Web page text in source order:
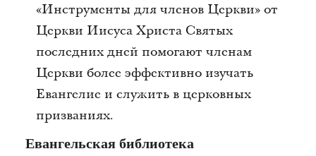
«Инструменты для членов Церкви» от
Церкви Иисуса Христа Святых
последних дней помогают членам
Церкви более эффективно изучать
Евангелие и служить в церковных
призваниях.
Евангельская библиотека